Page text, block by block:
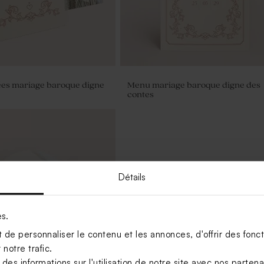
Détails
personnaliser le contenu et les annonces, d'offrir des
notre trafic.
mariage baroque digne
Menu mariage baroque digne des
contes